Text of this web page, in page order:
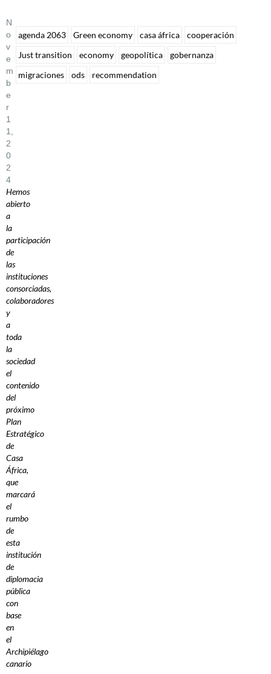
N
O
V
E
M
B
E
R
1
1,
2
0
2
4
Hemos
abierto
a
la
participación
de
las
instituciones
consorciadas,
colaboradores
y
a
toda
la
sociedad
el
contenido
del
próximo
Plan
Estratégico
de
Casa
África,
que
marcará
el
rumbo
de
esta
institución
de
diplomacia
pública
con
base
en
el
Archipiélago
canario
agenda 2063 Green economy casa áfrica
cooperación
Just transition
economy geopolítica
gobernanza
migraciones
ods recommendation